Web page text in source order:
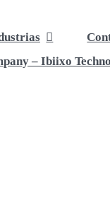
– Ibiixo